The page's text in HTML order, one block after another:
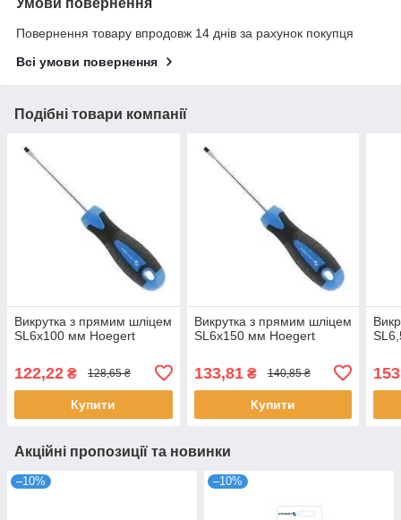
Умови повернення
Повернення товару впродовж 14 днів за рахунок покупця
Всі умови повернення
Подібні товари компанії
Викрутка з прямим шліцем
SL6x100 мм Hoegert
122,22 ₴ 128,65 ₴
Купити
Викрутка з прямим шліцем
SL6x150 мм Hoegert
133,81₴ 140,85 ₴
Купити
Акційні пропозиції та новинки
–10% –10%